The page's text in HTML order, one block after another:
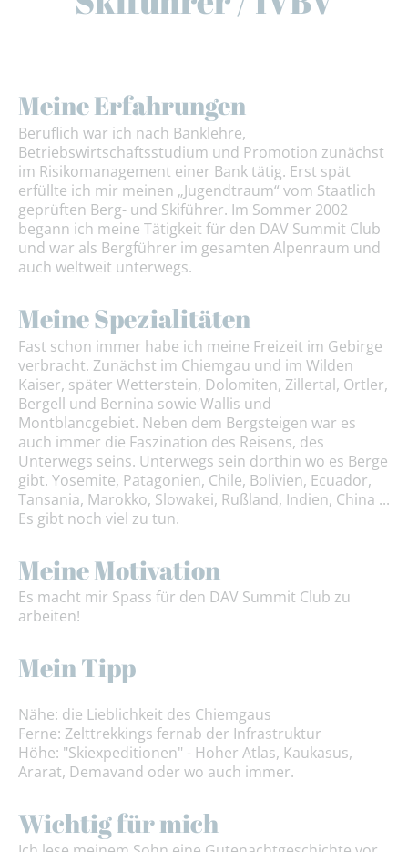
Meine Erfahrungen
Beruflich war ich nach Banklehre,
Betriebswirtschaftsstudium und Promotion zunächst
im Risikomanagement einer Bank tätig. Erst spät
erfüllte ich mir meinen „Jugendtraum“ vom Staatlich
geprüften Berg- und Skiführer. Im Sommer 2002
begann ich meine Tätigkeit für den DAV Summit Club
und war als Bergführer im gesamten Alpenraum und
auch weltweit unterwegs.
Meine Spezialitäten
Fast schon immer habe ich meine Freizeit im Gebirge
verbracht. Zunächst im Chiemgau und im Wilden
Kaiser, später Wetterstein, Dolomiten, Zillertal, Ortler,
Bergell und Bernina sowie Wallis und
Montblancgebiet. Neben dem Bergsteigen war es
auch immer die Faszination des Reisens, des
Unterwegs seins. Unterwegs sein dorthin wo es Berge
gibt. Yosemite, Patagonien, Chile, Bolivien, Ecuador,
Tansania, Marokko, Slowakei, Rußland, Indien, China ...
Es gibt noch viel zu tun.
Meine Motivation
Es macht mir Spass für den DAV Summit Club zu
arbeiten!
Mein Tipp
Nähe: die Lieblichkeit des Chiemgaus
Ferne: Zelttrekkings fernab der Infrastruktur
Höhe: "Skiexpeditionen" - Hoher Atlas, Kaukasus,
Ararat, Demavand oder wo auch immer.
Wichtig für mich